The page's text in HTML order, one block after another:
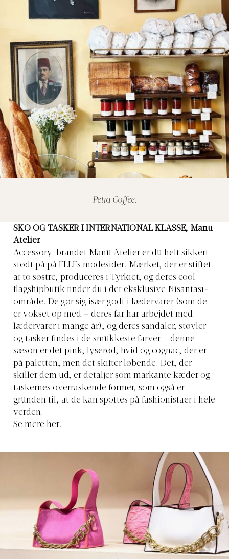
Petra Coffee.
SKO OG TASKER I INTERNATIONAL KLASSE, Manu
Atelier
Accessory-brandet Manu Atelier er du helt sikkert
stødt på på ELLEs modesider. Mærket, der er stiftet
af to søstre, produceres i Tyrkiet, og deres cool
flagshipbutik finder du i det eksklusive Nisantası-
område. De gør sig især godt i lædervarer (som de
er vokset op med – deres far har arbejdet med
lædervarer i mange år), og deres sandaler, støvler
og tasker findes i de smukkeste farver – denne
sæson er det pink, lyserød, hvid og cognac, der er
på paletten, men det skifter løbende. Det, der
skiller dem ud, er detaljer som markante kæder og
taskernes overraskende former, som også er
grunden til, at de kan spottes på fashionistaer i hele
verden.
Se mere her.